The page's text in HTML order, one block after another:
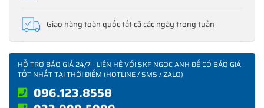
Giao hàng toàn quốc tất cả các ngày trong tuần
HỖ TRỢ BÁO GIÁ 24/7 - LIÊN HỆ VỚI SKF NGỌC ANH ĐỂ CÓ BÁO GIÁ
TỐT NHẤT TẠI THỜI ĐIỂM (HOTLINE / SMS / ZALO)
096.123.8558